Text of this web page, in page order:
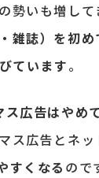
いも増して
雑誌）を初
ています。
ス広告はやめ
ス広告とネ
すくなる ので